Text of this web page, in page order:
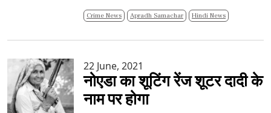
Crime News Apradh Samachar Hindi News
22 June, 2021
नोएडा का शूटिंग रेंज शूटर दादी के
नाम पर होगा